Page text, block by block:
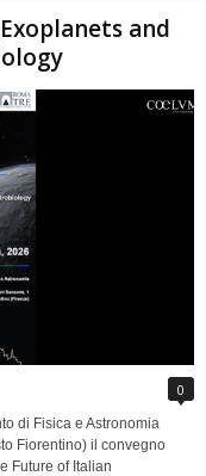
and
0
di Fisica e Astronomia
Fiorentino) il convegno
Future of Italian